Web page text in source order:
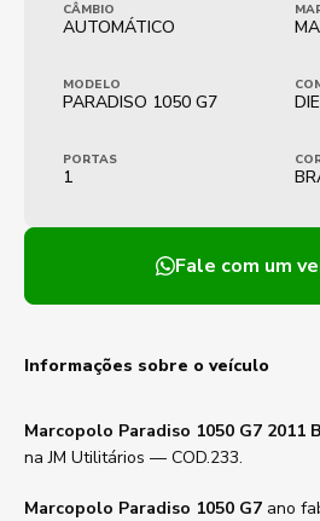
CÂMBIO
AUTOMÁTICO
MODELO
PARADISO 1050 G7
PORTAS
1
Fale com um
Informações sobre o veículo
Marcopolo Paradiso 1050 G7 2011
na JM Utilitários — COD.233.
Marcopolo Paradiso 1050 G7 ano